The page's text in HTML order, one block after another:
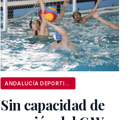
Sin capacidad de